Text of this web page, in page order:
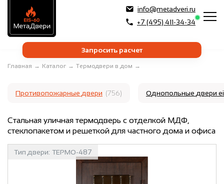
info@metadveri.ru
+7 (495) 411-34-34
Запросить расчет
Главная → Каталог → Термодвери в дом →
Противопожарные двери (756) Однопольные двери
Стальная уличная термодверь с отделкой МДФ,
стеклопакетом и решеткой для частного дома и офиса
Тип двери: ТЕРМО-487